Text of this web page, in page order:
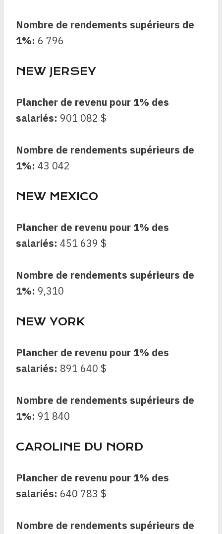
Nombre de rendements supérieurs de
1%: 6 796
NEW JERSEY
Plancher de revenu pour 1% des
salariés: 901 082 $
Nombre de rendements supérieurs de
1%: 43 042
NEW MEXICO
Plancher de revenu pour 1% des
salariés: 451 639 $
Nombre de rendements supérieurs de
1%: 9,310
NEW YORK
Plancher de revenu pour 1% des
salariés: 891 640 $
Nombre de rendements supérieurs de
1%: 91 840
CAROLINE DU NORD
Plancher de revenu pour 1% des
salariés: 640 783 $
Nombre de rendements supérieurs de